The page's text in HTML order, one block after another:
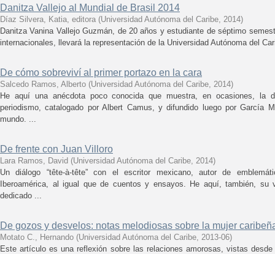
Danitza Vallejo al Mundial de Brasil 2014
Díaz Silvera, Katia, editora (Universidad Autónoma del Caribe, 2014)
Danitza Vanina Vallejo Guzmán, de 20 años y estudiante de séptimo
internacionales, llevará la representación de la Universidad Autónoma del
De cómo sobreviví al primer portazo en la cara
Salcedo Ramos, Alberto (Universidad Autónoma del Caribe, 2014)
He aquí una anécdota poco conocida que muestra, en ocasiones, la
periodismo, catalogado por Albert Camus, y difundido luego por García
mundo. ...
De frente con Juan Villoro
Lara Ramos, David (Universidad Autónoma del Caribe, 2014)
Un diálogo “tête-à-tête” con el escritor mexicano, autor de
Iberoamérica, al igual que de cuentos y ensayos. He aquí, también,
dedicado ...
De gozos y desvelos: notas melodiosas sobre la mujer
Motato C., Hernando (Universidad Autónoma del Caribe, 2013-06)
Este artículo es una reflexión sobre las relaciones amorosas, vistas